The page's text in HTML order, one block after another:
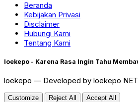
Beranda
Kebijakan Privasi
Disclaimer
Hubungi Kami
Tentang Kami
loekepo - Karena Rasa Ingin Tahu
loekepo — Developed by loekepo
Customize Reject All Accept All